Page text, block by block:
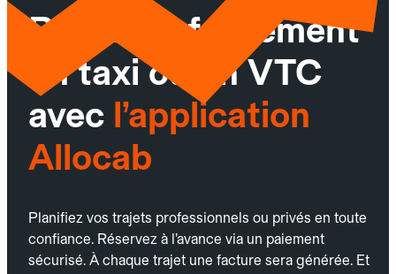
Réservez facilement
un taxi ou un VTC
avec l’application
Allocab
Planifiez vos trajets professionnels ou privés en toute
confiance. Réservez à l’avance via un paiement
sécurisé. À chaque trajet une facture sera générée. Et